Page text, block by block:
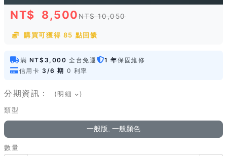
NT$ 8,500NT$ 10,050
購買可獲得 85 點回饋
滿 NT$3,000 全台免運 1 年保固維修
信用卡 3/6 期 0 利率
分期資訊： (明細 )
類型
一般版, 一般顏色
數量